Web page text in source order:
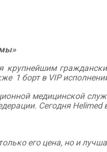
крупнейшим
1 борт в VIP
медицинской
СегодняHelimed
его цена, но и